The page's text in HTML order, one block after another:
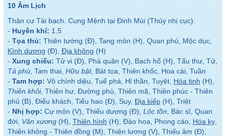
10 Âm Lịch
Thân cư Tài bạch. Cung Mệnh tại Đinh Mùi (Thủy nhị cục):
- Huyền khí: 1.5
- Tọa thủ: Thiên tướng (Đ), Tang môn (H), Quan phủ, Mộc dục,
Kình dương (Đ), Địa không (H)
- Xung chiếu: Tử vi (Đ), Phá quân (V), Bạch hổ (H), Tấu thư, Tử,
Tả phù, Tam thai, Hữu bật, Bát tọa, Thiên khốc, Hoa cái, Tuần
- Tam hợp: Vô chính diệu, Tuế phá, Hỉ thần, Tuyệt, Hỏa tinh (H),
Thiên khôi, Thiên hư, Đường phù, Thiên mã, Thiên phúc - Thiên
phủ (B), Điếu khách, Tiểu hao (Đ), Suy, Địa kiếp(H), Triệt
- Nhị hợp: Cự môn (V), Thiếu dương (Đ), Lộc tồn , Bác sĩ, Quan
đới, Văn xương(H), Thiên hình (H), Đào hoa, Phong cáo, Hóa kỵ,
Thiên không - Thiên đồng (M), Thiên lương (V), Thiếu âm (Đ),